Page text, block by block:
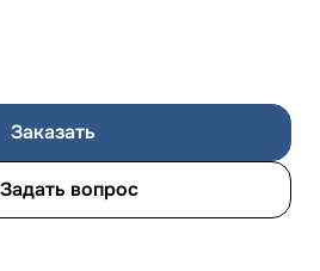
Заказать
Задать вопрос